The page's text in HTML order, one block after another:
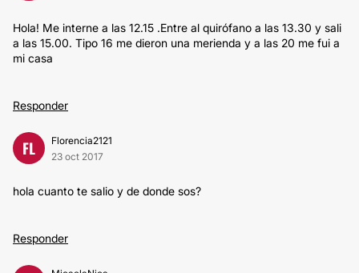
Hola! Me interne a las 12.15 .Entre al quirófano a las 13.30 y sali
a las 15.00. Tipo 16 me dieron una merienda y a las 20 me fui a
mi casa
Responder
FL
Florencia2121
23 oct 2017
hola cuanto te salio y de donde sos?
Responder